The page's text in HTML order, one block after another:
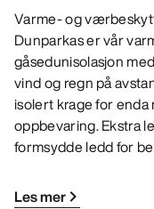
Varme- og
Dunparkas er vår
gåsedunisolasjon
vind og regn på
isolert krage for
oppbevaring. Ekstra
formsydde ledd for
Les mer